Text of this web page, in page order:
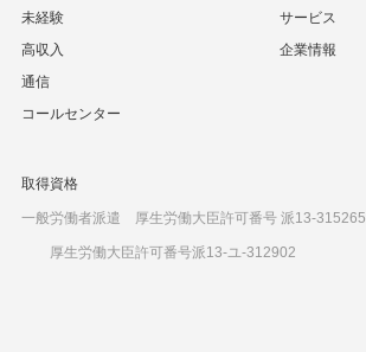
未経験
高収入
通信
コールセンター
サービス
企業情報
取得資格
一般労働者派遣 厚生労働大臣許可番号 派13-315265
厚生労働大臣許可番号派13-ユ-312902